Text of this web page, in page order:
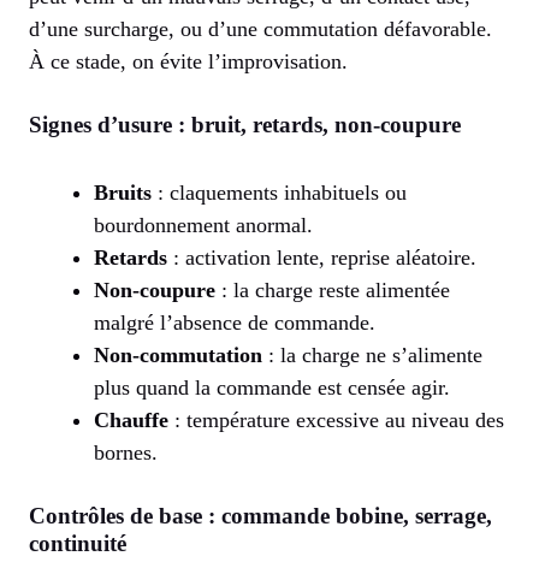
d’une surcharge, ou d’une commutation défavorable.
À ce stade, on évite l’improvisation.
Signes d’usure : bruit, retards, non-coupure
Bruits : claquements inhabituels ou
bourdonnement anormal.
Retards : activation lente, reprise aléatoire.
Non-coupure : la charge reste alimentée
malgré l’absence de commande.
Non-commutation : la charge ne s’alimente
plus quand la commande est censée agir.
Chauffe : température excessive au niveau des
bornes.
Contrôles de base : commande bobine, serrage,
continuité